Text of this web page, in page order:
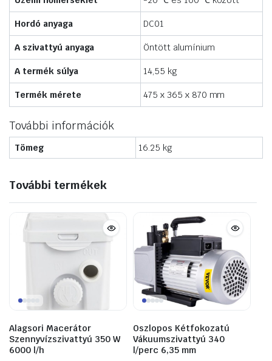
Hordó anyaga DC01
A szivattyú anyaga Öntött alumínium
A termék súlya 14,55 kg
Termék mérete 475 x 365 x 870 mm
További információk
Tömeg 16.25 kg
További termékek
Alagsori Macerátor
Szennyvízszivattyú 350 W
6000 l/h
Oszlopos Kétfokozatú
Vákuumszivattyú 340
l/perc 6,35 mm